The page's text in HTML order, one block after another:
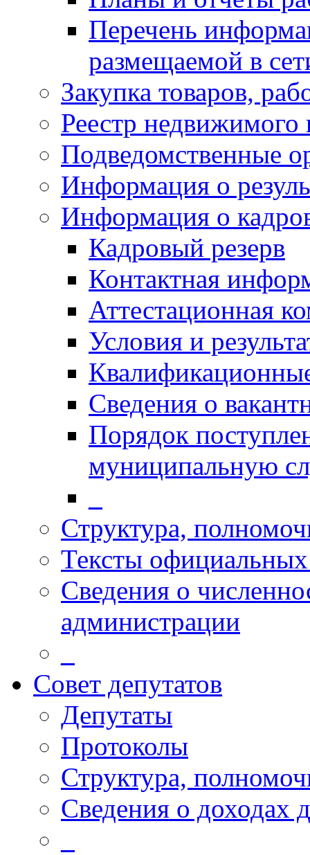
Перечень
размещаемой в
Закупка товаров,
Реестр
Подведомственные
Информация о
Информация о
Кадровый резерв
Контактная
Аттестационная
Условия и
Сведения о
Порядок
муниципальную
Структура,
Тексты
Сведения о
администрации
Совет депутатов
Депутаты
Протоколы
Структура,
Сведения о доходах